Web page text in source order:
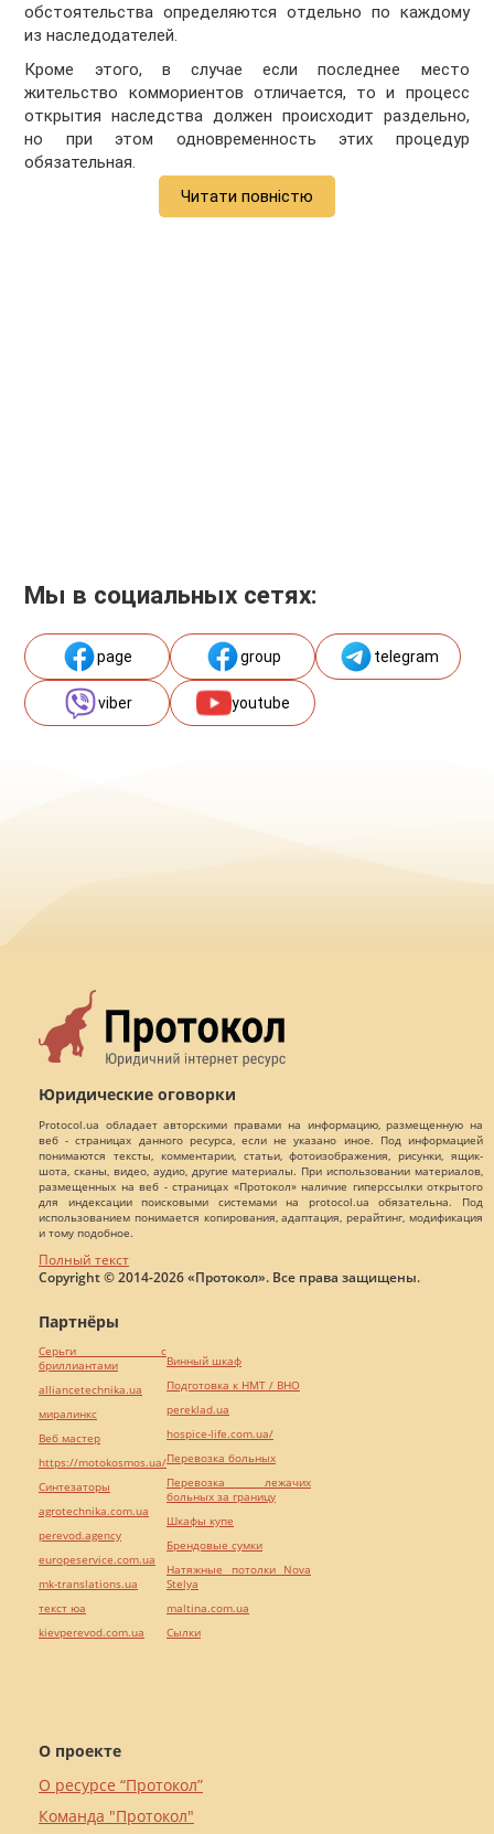
обстоятельства определяются отдельно по каждому
из наследодателей.
Кроме этого, в случае если последнее место
жительство коммориентов отличается, то и процесс
открытия наследства должен происходит раздельно,
но при этом одновременность этих процедур
обязательная.
Читати повністю
Мы в социальных сетях:
page group telegram
viber youtube
Юридические оговорки
Protocol.ua обладает авторскими правами на информацию, размещенную на
веб - страницах данного ресурса, если не указано иное. Под информацией
понимаются тексты, комментарии, статьи, фотоизображения, рисунки, ящик-
шота, сканы, видео, аудио, другие материалы. При использовании материалов,
размещенных на веб - страницах «Протокол» наличие гиперссылки открытого
для индексации поисковыми системами на protocol.ua обязательна. Под
использованием понимается копирования, адаптация, рерайтинг, модификация
и тому подобное.
Полный текст
Copyright © 2014-2026 «Протокол». Все права защищены.
О проекте
О ресурсе “Протокол”
Команда "Протокол"
Партнёры
Серьги с
бриллиантами
alliancetechnika.ua
миралинкс
Веб мастер
https://motokosmos.ua/
Синтезаторы
agrotechnika.com.ua
perevod.agency
europeservice.com.ua
mk-translations.ua
текст юа
kievperevod.com.ua
Винный шкаф
Подготовка к НМТ / ВНО
pereklad.ua
hospice-life.com.ua/
Перевозка больных
Перевозка лежачих
больных за границу
Шкафы купе
Брендовые сумки
Натяжные потолки Nova
Stelya
maltina.com.ua
Cылки